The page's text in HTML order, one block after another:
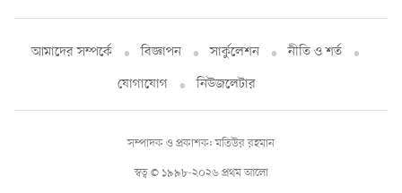
আমাদের সম্পর্কে বিজ্ঞাপন সার্কুলেশন
নীতি ও শর্ত
যোগাযোগ
নিউজলেটার
স্বত্ব © ১৯৯৮-২০২৬ প্রথম আলো
সম্পাদক ও প্রকাশক: মতিউর রহমান